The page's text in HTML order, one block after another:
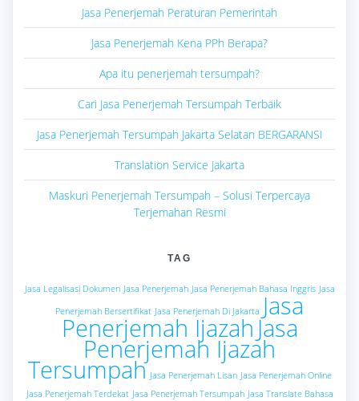
Jasa Penerjemah Peraturan Pemerintah
Jasa Penerjemah Kena PPh Berapa?
Apa itu penerjemah tersumpah?
Cari Jasa Penerjemah Tersumpah Terbaik
Jasa Penerjemah Tersumpah Jakarta Selatan BERGARANSI
Translation Service Jakarta
Maskuri Penerjemah Tersumpah – Solusi Terpercaya
Terjemahan Resmi
TAG
Jasa Legalisasi Dokumen Jasa Penerjemah Jasa Penerjemah Bahasa Inggris Jasa
Penerjemah Bersertifikat Jasa Penerjemah Di Jakarta Jasa
Penerjemah Ijazah Jasa
Penerjemah Ijazah
Tersumpah Jasa Penerjemah Lisan Jasa Penerjemah Online
Jasa Penerjemah Terdekat Jasa Penerjemah Tersumpah Jasa Translate Bahasa